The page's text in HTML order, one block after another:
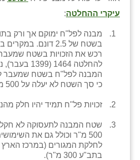
עיקרי ההחלטה:
מבנה לפל"ח ימוקם אך ורק
בשטח של 2.5 דונם.
להחלטה 1464
כי סך השטח לא יעלה על 500 מ"ר.
זכויות פל"ח תמיד יהיו חלק
שטח המבנה לתעסוקה לא
500 מ"ר וכולל גם את
לחלקת המגורים (במרכז הארץ
בתב"ע 300 מ"ר).